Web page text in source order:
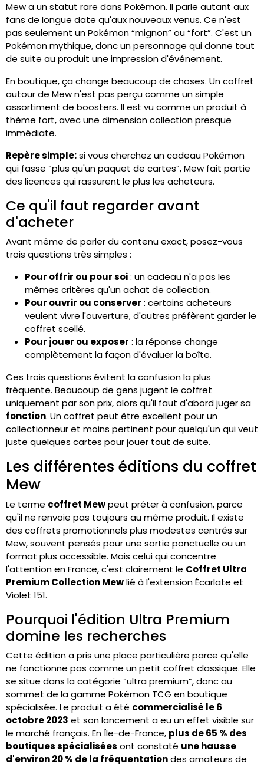
Mew a un statut rare dans Pokémon. Il parle autant aux
fans de longue date qu'aux nouveaux venus. Ce n'est
pas seulement un Pokémon “mignon” ou “fort”. C'est un
Pokémon mythique, donc un personnage qui donne tout
de suite au produit une impression d'événement.
En boutique, ça change beaucoup de choses. Un coffret
autour de Mew n'est pas perçu comme un simple
assortiment de boosters. Il est vu comme un produit à
thème fort, avec une dimension collection presque
immédiate.
Repère simple:si vous cherchez un cadeau Pokémon
qui fasse “plus qu'un paquet de cartes”, Mew fait partie
des licences qui rassurent le plus les acheteurs.
Ce qu'il faut regarder avant
d'acheter
Avant même de parler du contenu exact, posez-vous
trois questions très simples :
Pour offrir ou pour soi: un cadeau n'a pas les
mêmes critères qu'un achat de collection.
Pour ouvrir ou conserver : certains acheteurs
veulent vivre l'ouverture, d'autres préfèrent garder le
coffret scellé.
Pour jouer ou exposer : la réponse change
complètement la façon d'évaluer la boîte.
Ces trois questions évitent la confusion la plus
fréquente. Beaucoup de gens jugent le coffret
uniquement par son prix, alors qu'il faut d'abord juger sa
fonction. Un coffret peut être excellent pour un
collectionneur et moins pertinent pour quelqu'un qui veut
juste quelques cartes pour jouer tout de suite.
Les différentes éditions du coffret
Mew
Le terme coffret Mewpeut prêter à confusion, parce
qu'il ne renvoie pas toujours au même produit. Il existe
des coffrets promotionnels plus modestes centrés sur
Mew, souvent pensés pour une sortie ponctuelle ou un
format plus accessible. Mais celui qui concentre
l'attention en France, c'est clairement le Coffret Ultra
Premium Collection Mewlié à l'extension Écarlate et
Violet 151.
Pourquoi l'édition Ultra Premium
domine les recherches
Cette édition a pris une place particulière parce qu'elle
ne fonctionne pas comme un petit coffret classique. Elle
se situe dans la catégorie “ultra premium”, donc au
sommet de la gamme Pokémon TCG en boutique
spécialisée. Le produit a été commercialisé le 6
octobre 2023 et son lancement a eu un effet visible sur
le marché français. En Île-de-France, plus de 65 % des
boutiques spécialisées ont constaté une hausse
d'environ 20 % de la fréquentationdes amateurs de